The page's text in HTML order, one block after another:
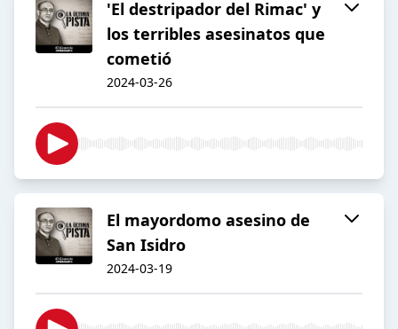
'El destripador del Rimac' y
los terribles asesinatos que
cometió
2024-03-26
El mayordomo asesino de
San Isidro
2024-03-19